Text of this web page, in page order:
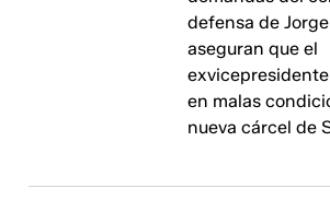
defensa de
aseguran que el
en malas
nueva cárcel de